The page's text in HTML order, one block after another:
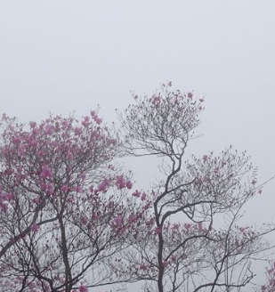
遊ぶ
作る